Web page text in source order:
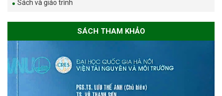
Sách và giáo trình
SÁCH THAM KHẢO